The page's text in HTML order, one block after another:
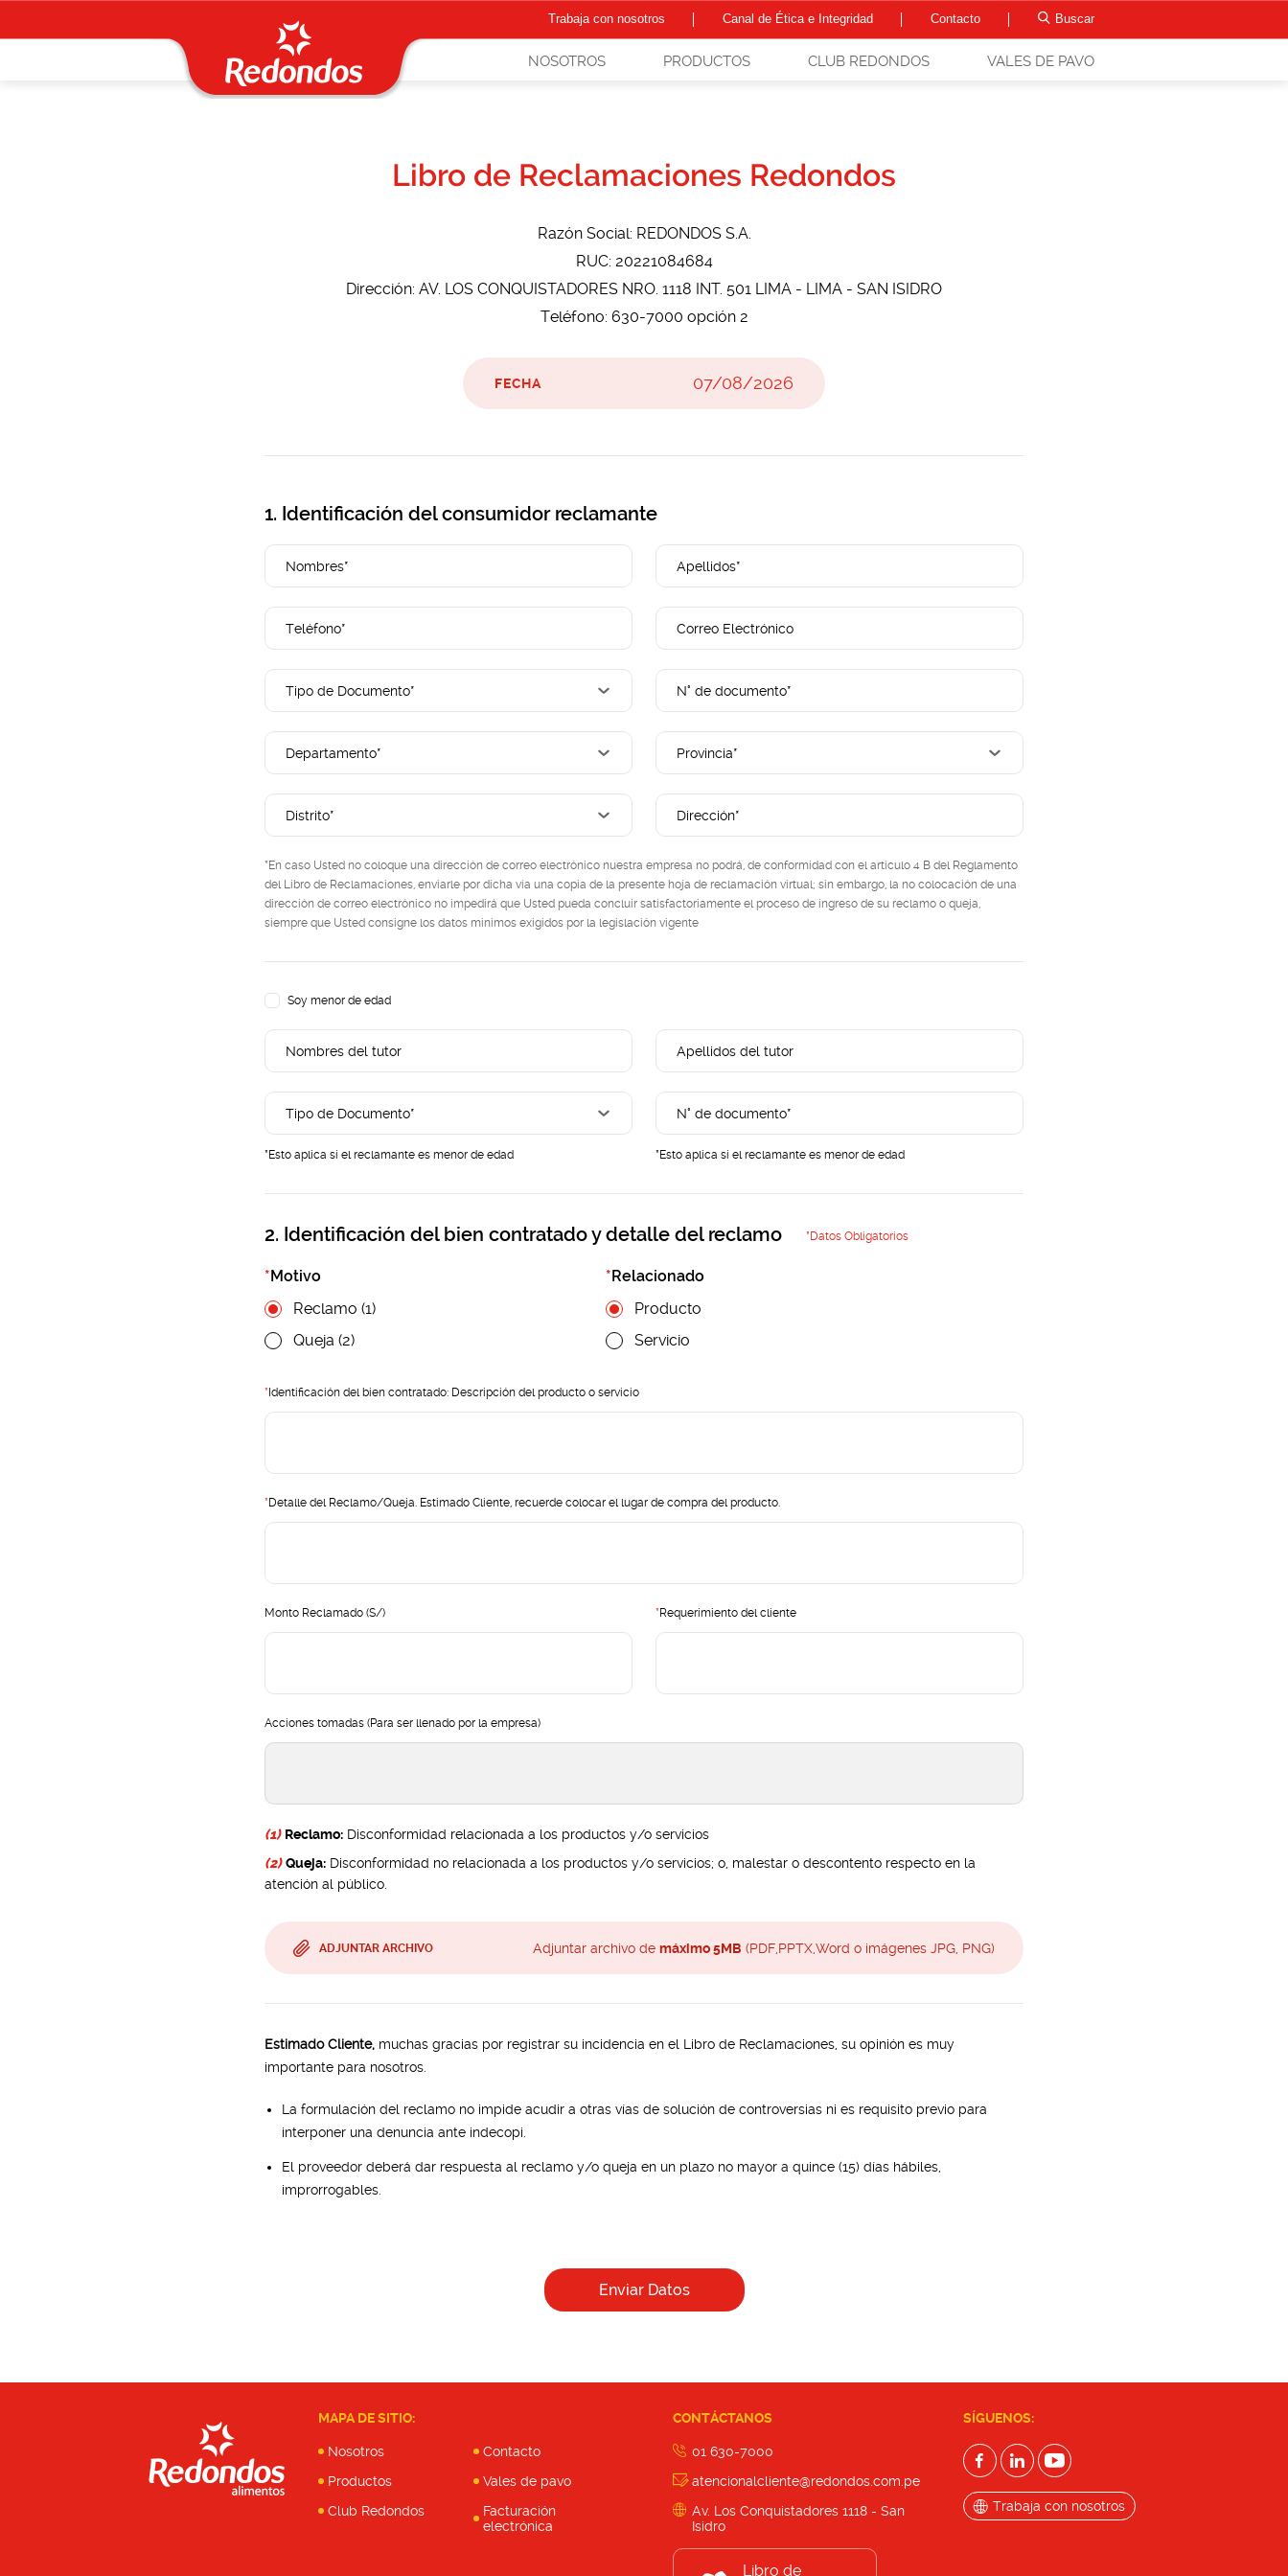
Trabaja con nosotros Canal de Ética e Integridad Contacto Buscar
NOSOTROS PRODUCTOS CLUB REDONDOS VALES DE PAVO
Libro de Reclamaciones Redondos
Razón Social: REDONDOS S.A.
RUC: 20221084684
Dirección: AV. LOS CONQUISTADORES NRO. 1118 INT. 501 LIMA - LIMA - SAN ISIDRO
Teléfono: 630-7000 opción 2
FECHA
1. Identificación del consumidor reclamante
*En caso Usted no coloque una dirección de correo electrónico nuestra empresa no podrá, de conformidad con el artículo 4 B del Reglamento
del Libro de Reclamaciones, enviarle por dicha vía una copia de la presente hoja de reclamación virtual; sin embargo, la no colocación de una
dirección de correo electrónico no impedirá que Usted pueda concluir satisfactoriamente el proceso de ingreso de su reclamo o queja,
siempre que Usted consigne los datos mínimos exigidos por la legislación vigente
Soy menor de edad
*Esto aplica si el reclamante es menor de edad *Esto aplica si el reclamante es menor de edad
2. Identificación del bien contratado y detalle del reclamo *Datos Obligatorios
*Motivo
Reclamo (1)
Queja (2)
*Relacionado
Producto
Servicio
* Identificación del bien contratado: Descripción del producto o servicio
*Detalle del Reclamo/Queja. Estimado Cliente, recuerde colocar el lugar de compra del producto.
Monto Reclamado (S/) *Requerimiento del cliente
Acciones tomadas (Para ser llenado por la empresa)
(1) Reclamo: Disconformidad relacionada a los productos y/o servicios
(2) Queja: Disconformidad no relacionada a los productos y/o servicios; o, malestar o descontento respecto en la
atención al público.
ADJUNTAR ARCHIVO Adjuntar archivo de máximo 5MB (PDF,PPTX,Word o imágenes JPG, PNG)
Estimado Cliente, muchas gracias por registrar su incidencia en el Libro de Reclamaciones, su opinión es muy
importante para nosotros.
La formulación del reclamo no impide acudir a otras vías de solución de controversias ni es requisito previo para
interponer una denuncia ante indecopi.
El proveedor deberá dar respuesta al reclamo y/o queja en un plazo no mayor a quince (15) días hábiles,
improrrogables.
Enviar Datos
MAPA DE SITIO:
Nosotros
Contacto
Productos
Vales de pavo
Club Redondos
Facturación
electrónica
CONTÁCTANOS
01 630-7000
atencionalcliente@redondos.com.pe
Av. Los Conquistadores 1118 - San
Isidro
Libro de
SÍGUENOS:
Trabaja con nosotros